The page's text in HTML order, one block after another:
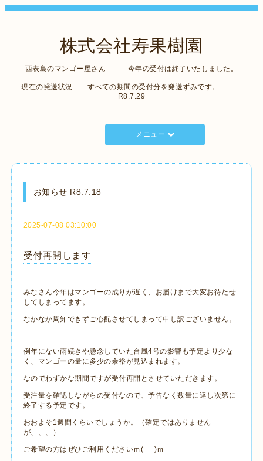
株式会社寿果樹園
西表島のマンゴー屋さん 今年の受付は終了いたしました。
現在の発送状況 すべての期間の受付分を発送ずみです。
R8.7.29
メニュー
お知らせ R8.7.18
2025-07-08 03:10:00
受付再開します
みなさん今年はマンゴーの成りが遅く、お届けまで大変お待たせ
してしまってます。
なかなか周知できずご心配させてしまって申し訳ございません。
例年にない雨続きや懸念していた台風4号の影響も予定より少な
く、マンゴーの量に多少の余裕が見込まれます。
なのでわずかな期間ですが受付再開とさせていただきます。
受注量を確認しながらの受付なので、予告なく数量に達し次第に
終了する予定です。
おおよそ1週間くらいでしょうか。（確定ではありません
が、、、）
ご希望の方はぜひご利用くださいｍ(_ _)ｍ